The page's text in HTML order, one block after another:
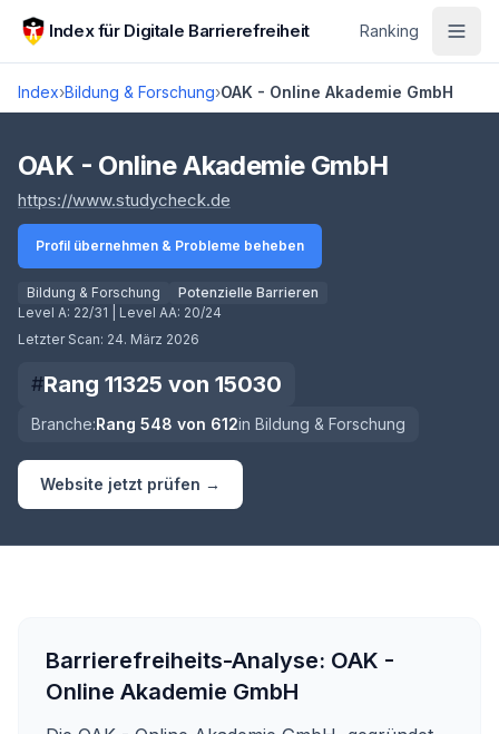
Zum Hauptinhalt springen
Index für Digitale Barrierefreiheit Ranking
Index›Bildung & Forschung›OAK - Online Akademie GmbH
Score lädt
OAK - Online Akademie GmbH
https://www.studycheck.de
Profil übernehmen & Probleme beheben
Bildung & Forschung
Potenzielle Barrieren
Level A: 22/31 | Level AA: 20/24
Letzter Scan: 24. März 2026
#Rang 11325 von 15030
Branche:Rang 548 von 612in Bildung & Forschung
Website jetzt prüfen →
Barrierefreiheits-Analyse: OAK -
Online Akademie GmbH